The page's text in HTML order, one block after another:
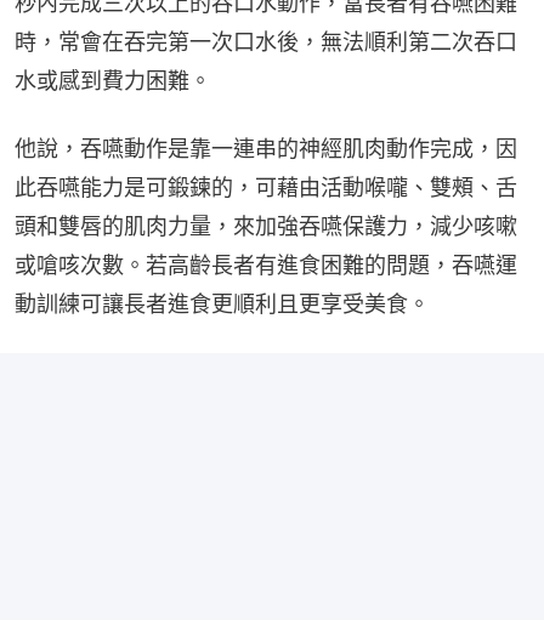
時，常會在吞完第一次口水後，無法順利第二次吞口
水或感到費力困難。
他說，吞嚥動作是靠一連串的神經肌肉動作完成，因
此吞嚥能力是可鍛鍊的，可藉由活動喉嚨、雙頰、舌
頭和雙唇的肌肉力量，來加強吞嚥保護力，減少咳嗽
或嗆咳次數。若高齡長者有進食困難的問題，吞嚥運
動訓練可讓長者進食更順利且更享受美食。